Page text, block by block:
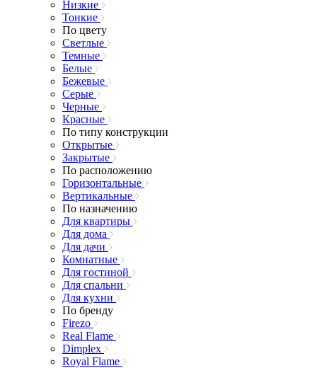
Низкие
Тонкие
По цвету
Светлые
Темные
Белые
Бежевые
Серые
Черные
Красные
По типу конструкции
Открытые
Закрытые
По расположению
Горизонтальные
Вертикальные
По назначению
Для квартиры
Для дома
Для дачи
Комнатные
Для гостиной
Для спальни
Для кухни
По бренду
Firezo
Real Flame
Dimplex
Royal Flame